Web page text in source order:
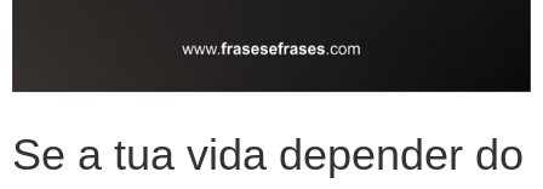
Se a tua vida depender do